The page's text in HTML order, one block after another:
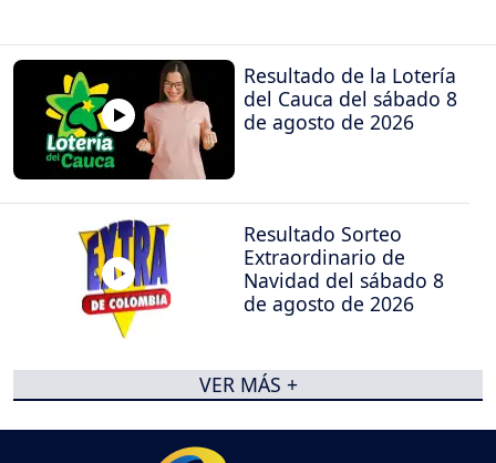
Resultado de la Lotería
del Cauca del sábado 8
de agosto de 2026
Resultado Sorteo
Extraordinario de
Navidad del sábado 8
de agosto de 2026
VER MÁS +